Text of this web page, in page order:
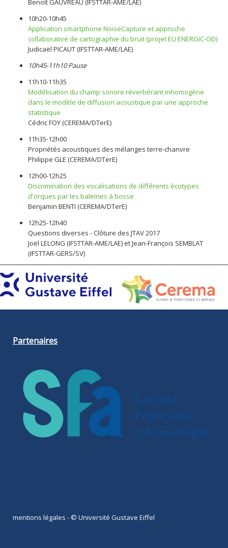
Benoît GAUVREAU (IFSTTAR-AME/LAE)
10h20-10h45
Application smartphone NoiseCapture et approche
collaborative de cartographie du bruit (projet EU ENERGIC-OD)
Judicaël PICAUT (IFSTTAR-AME/LAE)
10h45-11h10 Pause
11h10-11h35
Modélisation du champ sonore réverbérant inhomogène
dans le modèle de diffusion acoustique par une approche
statistique
Cédric FOY (CEREMA/DTerE)
11h35-12h00
Propriétés acoustiques des mélanges terre-chanvre
Philippe GLE (CEREMA/DTerE)
12h00-12h25
Discrimination des vocalisations de différents écotypes
d'orques par les baleines à bosse
Benjamin BENTI (CEREMA/DTerE)
12h25-12h40
Questions diverses - Clôture des JTAV 2017
Joël LELONG (IFSTTAR-AME/LAE) et Jean-François SEMBLAT
(IFSTTAR-GERS/SV)
Partenaires
mentions légales - © Université Gustave Eiffel